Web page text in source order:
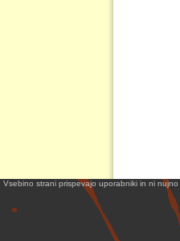
Vsebino strani prispevajo uporabniki in ni